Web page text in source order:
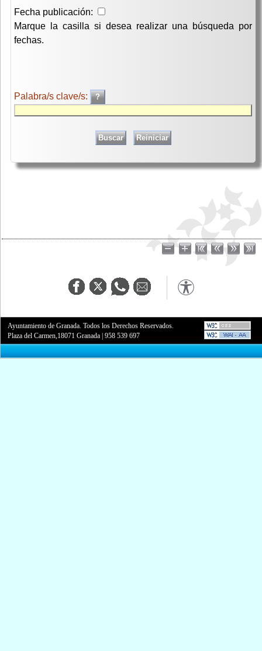
Fecha publicación:
Marque la casilla si desea realizar una búsqueda por
fechas.
Palabra/s clave/s:
Ayuntamiento de Granada. Todos los Derechos Reservados.
Plaza del Carmen,18071 Granada |958 539 697